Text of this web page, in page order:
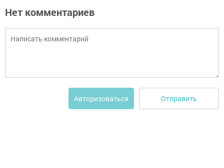
Нет комментариев
Авторизоваться Отправить